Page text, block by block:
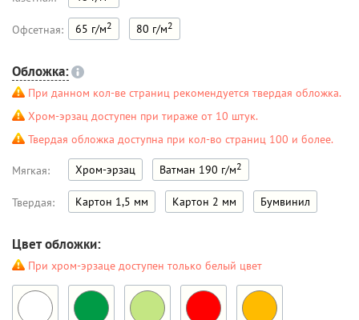
Офсетная: 65 г/м2 80 г/м2
Обложка:
При данном кол-ве страниц рекомендуется твердая обложка.
Хром-эрзац доступен при тираже от 10 штук.
Твердая обложка доступна при кол-во страниц 100 и более.
Мягкая: Хром-эрзац Ватман 190 г/м2
Твердая: Картон 1,5 мм Картон 2 мм Бумвинил
Цвет обложки:
При хром-эрзаце доступен только белый цвет